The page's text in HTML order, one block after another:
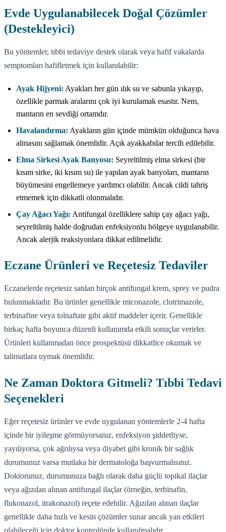
Evde Uygulanabilecek Doğal Çözümler
(Destekleyici)
Bu yöntemler, tıbbi tedaviye destek olarak veya hafif vakalarda
semptomları hafifletmek için kullanılabilir:
Ayak Hijyeni: Ayakları her gün ılık su ve sabunla yıkayıp,
özellikle parmak aralarını çok iyi kurulamak esastır. Nem,
mantarın en sevdiği ortamdır.
Havalandırma: Ayakların gün içinde mümkün olduğunca hava
almasını sağlamak önemlidir. Açık ayakkabılar tercih edilebilir.
Elma Sirkesi Ayak Banyosu: Seyreltilmiş elma sirkesi (bir
kısım sirke, iki kısım su) ile yapılan ayak banyoları, mantarın
büyümesini engellemeye yardımcı olabilir. Ancak cildi tahriş
etmemek için dikkatli olunmalıdır.
Çay Ağacı Yağı: Antifungal özelliklere sahip çay ağacı yağı,
seyreltilmiş halde doğrudan enfeksiyonlu bölgeye uygulanabilir.
Ancak alerjik reaksiyonlara dikkat edilmelidir.
Eczane Ürünleri ve Reçetesiz Tedaviler
Eczanelerde reçetesiz satılan birçok antifungal krem, sprey ve pudra
bulunmaktadır. Bu ürünler genellikle miconazole, clotrimazole,
terbinafine veya tolnaftate gibi aktif maddeler içerir. Genellikle
birkaç hafta boyunca düzenli kullanımda etkili sonuçlar verirler.
Ürünleri kullanmadan önce prospektüsü dikkatlice okumak ve
talimatlara uymak önemlidir.
Ne Zaman Doktora Gitmeli? Tıbbi Tedavi
Seçenekleri
Eğer reçetesiz ürünler ve evde uygulanan yöntemlerle 2-4 hafta
içinde bir iyileşme görmüyorsanız, enfeksiyon şiddetliyse,
yayılıyorsa, çok ağrılıysa veya diyabet gibi kronik bir sağlık
durumunuz varsa mutlaka bir dermatoloğa başvurmalısınız.
Doktorunuz, durumunuza bağlı olarak daha güçlü topikal ilaçlar
veya ağızdan alınan antifungal ilaçlar (örneğin, terbinafin,
flukonazol, itrakonazol) reçete edebilir. Ağızdan alınan ilaçlar
genellikle daha hızlı ve kesin çözümler sunar ancak yan etkileri
olabileceği için doktor kontrolünde kullanılmalıdır.